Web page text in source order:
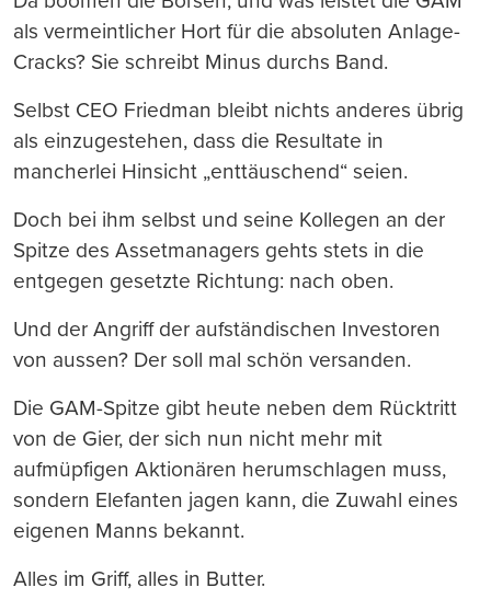
als vermeintlicher Hort für die absoluten Anlage-
Cracks? Sie schreibt Minus durchs Band.
Selbst CEO Friedman bleibt nichts anderes übrig
als einzugestehen, dass die Resultate in
mancherlei Hinsicht „enttäuschend“ seien.
Doch bei ihm selbst und seine Kollegen an der
Spitze des Assetmanagers gehts stets in die
entgegen gesetzte Richtung: nach oben.
Und der Angriff der aufständischen Investoren
von aussen? Der soll mal schön versanden.
Die GAM-Spitze gibt heute neben dem Rücktritt
von de Gier, der sich nun nicht mehr mit
aufmüpfigen Aktionären herumschlagen muss,
sondern Elefanten jagen kann, die Zuwahl eines
eigenen Manns bekannt.
Alles im Griff, alles in Butter.